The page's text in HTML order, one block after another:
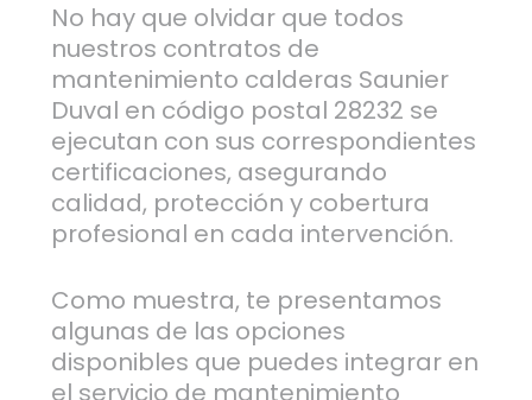
No hay que olvidar que todos
nuestros contratos de
mantenimiento calderas Saunier
Duval en código postal 28232 se
ejecutan con sus correspondientes
certificaciones, asegurando
calidad, protección y cobertura
profesional en cada intervención.
Como muestra, te presentamos
algunas de las opciones
disponibles que puedes integrar en
el servicio de mantenimiento